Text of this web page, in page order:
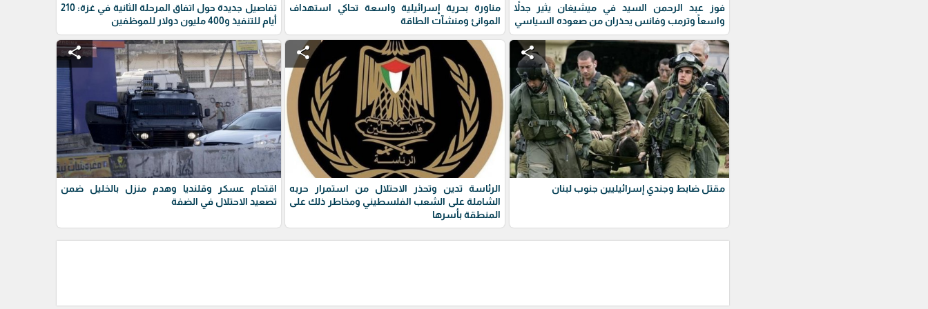
فوز عبد الرحمن السيد في ميشيغان يثير جدلاً
واسعاً وترمب وفانس يحذران من صعوده السياسي
مناورة بحرية إسرائيلية واسعة تحاكي استهداف
الموانئ ومنشآت الطاقة
تفاصيل جديدة حول اتفاق المرحلة الثانية في غزة: 210
أيام للتنفيذ و400 مليون دولار للموظفين
share
مقتل ضابط وجندي إسرائيليين جنوب لبنان
share
الرئاسة تدين وتحذر الاحتلال من استمرار حربه
الشاملة على الشعب الفلسطيني ومخاطر ذلك على
المنطقة بأسرها
share
اقتحام عسكر وقلنديا وهدم منزل بالخليل ضمن
تصعيد الاحتلال في الضفة